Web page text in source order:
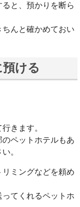
と、預かりを断ら
んと確かめておい
ける
きます。
ペットホテルもあ
。
ミングなどを頼め
てくれるペットホ